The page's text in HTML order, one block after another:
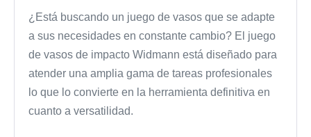
¿Está buscando un juego de vasos que se adapte
a sus necesidades en constante cambio? El juego
de vasos de impacto Widmann está diseñado para
atender una amplia gama de tareas profesionales
lo que lo convierte en la herramienta definitiva en
cuanto a versatilidad.